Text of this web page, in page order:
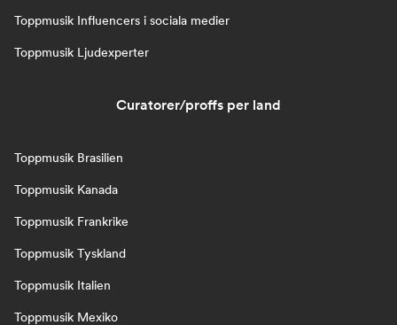
Toppmusik Influencers i sociala medier
Toppmusik Ljudexperter
Curatorer/proffs per land
Toppmusik Brasilien
Toppmusik Kanada
Toppmusik Frankrike
Toppmusik Tyskland
Toppmusik Italien
Toppmusik Mexiko